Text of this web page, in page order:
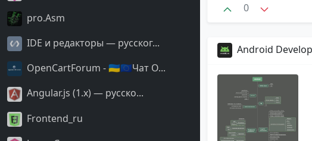
pro.Asm
IDE и редакторы — русског...
OpenCartForum - 🇺🇦🇪🇺Чат O...
Angular.js (1.x) — русско...
Frontend_ru
0
Android